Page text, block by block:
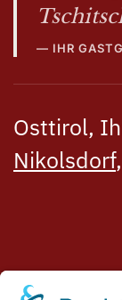
IHR
Osttirol,
Nikolsdorf